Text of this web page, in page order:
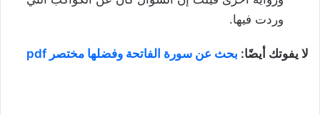
وردت فيها.
لا يفوتك أيضًا: بحث عن سورة الفاتحة وفضلها مختصر pdf